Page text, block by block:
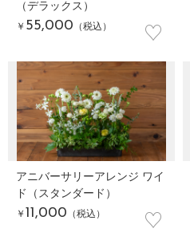
（デラックス）
￥ 55,000 （税込） ♡
アニバーサリーアレンジ ワイ
ド（スタンダード）
￥ 11,000 （税込） ♡